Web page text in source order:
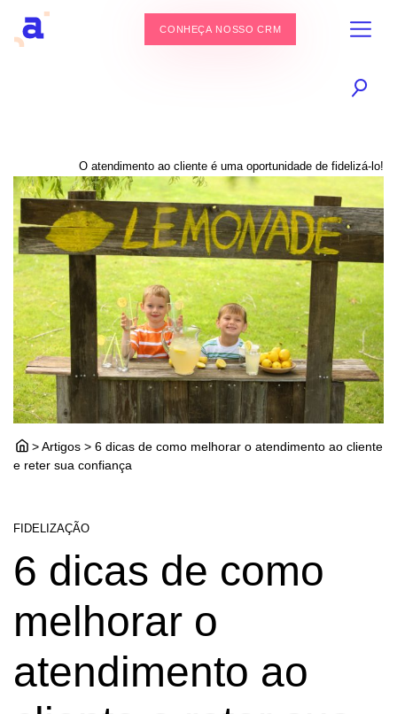
CONHEÇA NOSSO CRM
> Artigos > 6 dicas de como melhorar o atendimento ao cliente
e reter sua confiança
FIDELIZAÇÃO
6 dicas de como
melhorar o
atendimento ao
O atendimento ao cliente é uma oportunidade de fidelizá-lo!